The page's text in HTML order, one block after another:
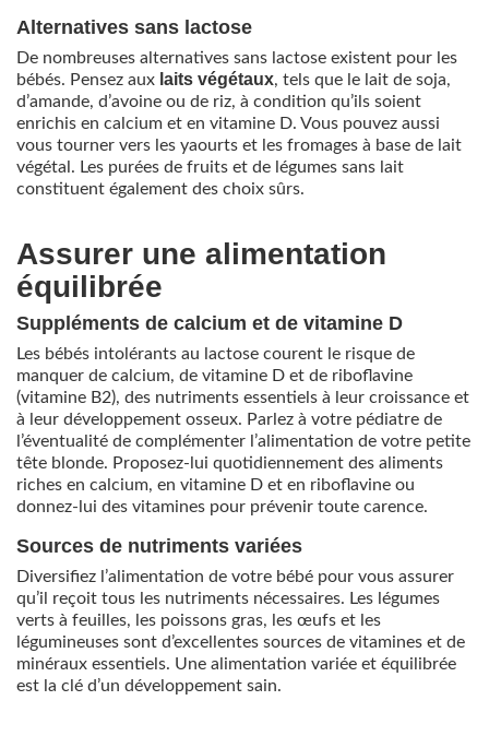
Alternatives sans lactose
De nombreuses alternatives sans lactose existent pour les
bébés. Pensez aux laits végétaux, tels que le lait de soja,
d’amande, d’avoine ou de riz, à condition qu’ils soient
enrichis en calcium et en vitamine D. Vous pouvez aussi
vous tourner vers les yaourts et les fromages à base de lait
végétal. Les purées de fruits et de légumes sans lait
constituent également des choix sûrs.
Assurer une alimentation
équilibrée
Suppléments de calcium et de vitamine D
Les bébés intolérants au lactose courent le risque de
manquer de calcium, de vitamine D et de riboflavine
(vitamine B2), des nutriments essentiels à leur croissance et
à leur développement osseux. Parlez à votre pédiatre de
l’éventualité de complémenter l’alimentation de votre petite
tête blonde. Proposez-lui quotidiennement des aliments
riches en calcium, en vitamine D et en riboflavine ou
donnez-lui des vitamines pour prévenir toute carence.
Sources de nutriments variées
Diversifiez l’alimentation de votre bébé pour vous assurer
qu’il reçoit tous les nutriments nécessaires. Les légumes
verts à feuilles, les poissons gras, les œufs et les
légumineuses sont d’excellentes sources de vitamines et de
minéraux essentiels. Une alimentation variée et équilibrée
est la clé d’un développement sain.